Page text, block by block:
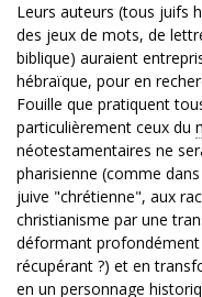
Leurs auteurs (tous juifs
des jeux de mots, de
biblique) auraient
hébraïque, pour en
Fouille que pratiquent
particulièrement ceux du
néotestamentaires ne
pharisienne (comme dans
juive "chrétienne", aux
christianisme par une
déformant profondément
récupérant ?) et en
en un personnage